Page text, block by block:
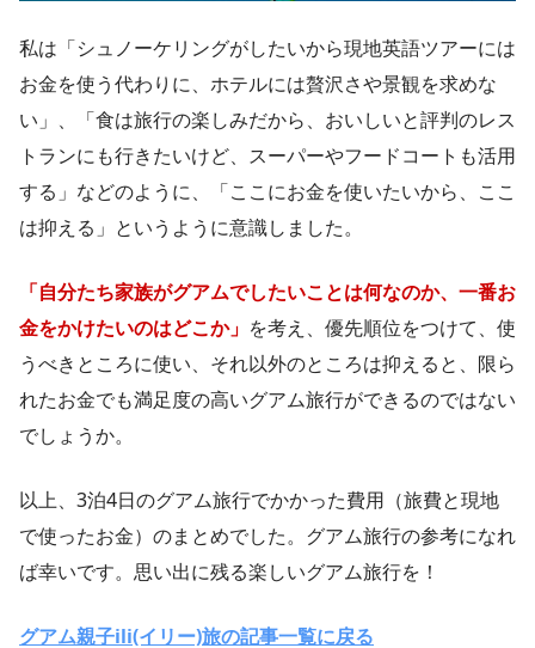
私は「シュノーケリングがしたいから現地英語ツアーには
お金を使う代わりに、ホテルには贅沢さや景観を求めな
い」、「食は旅行の楽しみだから、おいしいと評判のレス
トランにも行きたいけど、スーパーやフードコートも活用
する」などのように、「ここにお金を使いたいから、ここ
は抑える」というように意識しました。
「自分たち家族がグアムでしたいことは何なのか、一番お
金をかけたいのはどこか」 を考え、優先順位をつけて、使
うべきところに使い、それ以外のところは抑えると、限ら
れたお金でも満足度の高いグアム旅行ができるのではない
でしょうか。
以上、3泊4日のグアム旅行でかかった費用（旅費と現地
で使ったお金）のまとめでした。グアム旅行の参考になれ
ば幸いです。思い出に残る楽しいグアム旅行を！
グアム親子ili(イリー)旅の記事一覧に戻る